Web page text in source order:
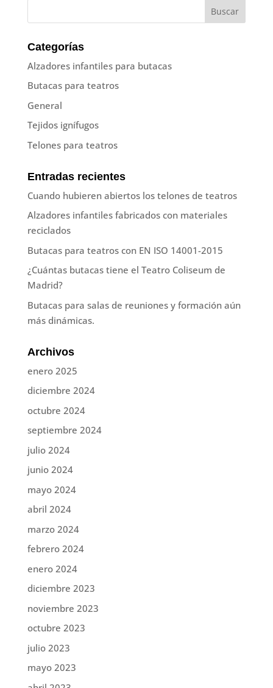
Categorías
Alzadores infantiles para butacas
Butacas para teatros
General
Tejidos ignífugos
Telones para teatros
Entradas recientes
Cuando hubieren abiertos los telones de teatros
Alzadores infantiles fabricados con materiales
reciclados
Butacas para teatros con EN ISO 14001-2015
¿Cuántas butacas tiene el Teatro Coliseum de
Madrid?
Butacas para salas de reuniones y formación aún
más dinámicas.
Archivos
enero 2025
diciembre 2024
octubre 2024
septiembre 2024
julio 2024
junio 2024
mayo 2024
abril 2024
marzo 2024
febrero 2024
enero 2024
diciembre 2023
noviembre 2023
octubre 2023
julio 2023
mayo 2023